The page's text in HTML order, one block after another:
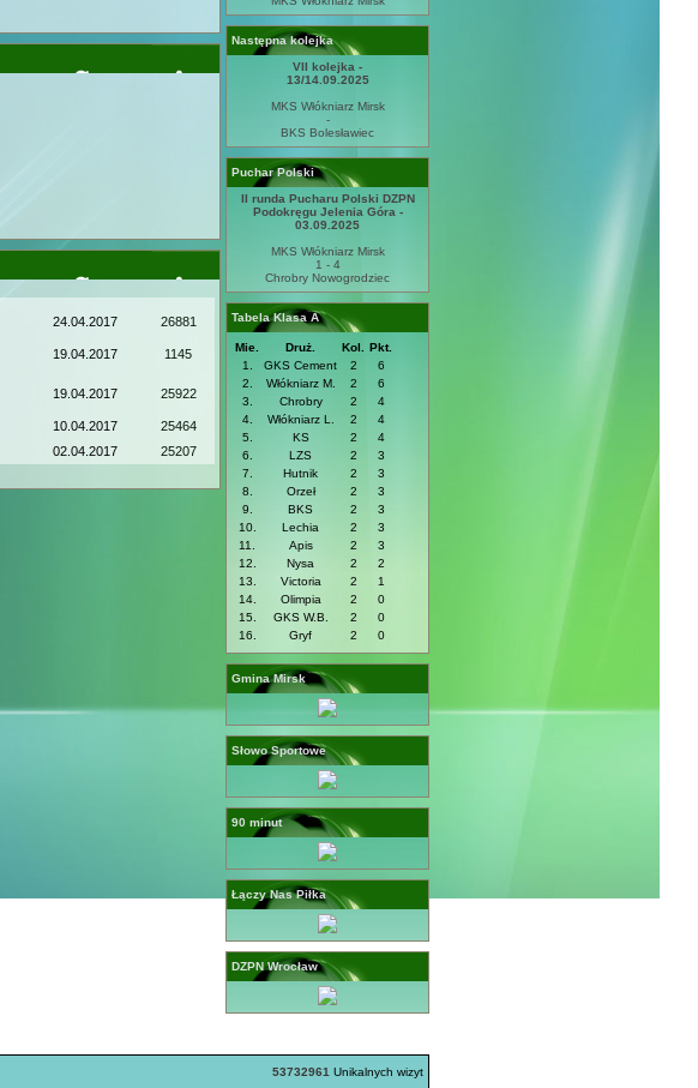
24.04.2017
26881
19.04.2017 1145
19.04.2017 25922
10.04.2017
25464
02.04.2017 25207
Następna kolejka
VII kolejka -
13/14.09.2025
MKS Włókniarz Mirsk
-
BKS Bolesławiec
Puchar Polski
II runda Pucharu Polski DZPN
Podokręgu Jelenia Góra -
03.09.2025
MKS Włókniarz Mirsk
1 - 4
Chrobry Nowogrodziec
Tabela Klasa A
Mie. Druż. Kol.
Pkt.
1.
GKS Cement 2
6
2.
Włókniarz M. 2
6
3.
Chrobry 2
4
4.
Włókniarz L. 2
4
5.
KS 2
4
6.
LZS 2
3
7.
Hutnik 2
3
8.
Orzeł 2
3
9.
BKS 2
3
10.
Lechia 2
3
11.
Apis 2
3
12.
Nysa 2
2
13.
Victoria 2
1
14.
Olimpia 2
0
15.
GKS W.B. 2
0
16.
Gryf 2 0
Gmina Mirsk
Słowo Sportowe
90 minut
Łączy Nas Piłka
DZPN Wrocław
53732961 Unikalnych wizyt